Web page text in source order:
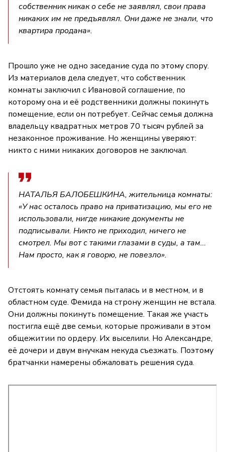
собственник никак о себе не заявлял, свои права
никаких им не предъявлял. Они даже не знали, что
квартира продана».
Прошло уже не одно заседание суда по этому спору.
Из материалов дела следует, что собственник
комнаты заключил с Ивановой соглашение, по
которому она и её родственники должны покинуть
помещение, если он потребует. Сейчас семья должна
владельцу квадратных метров 70 тысяч рублей за
незаконное проживание. Но женщины уверяют:
никто с ними никаких договоров не заключал.
НАТАЛЬЯ БАЛОБЕШКИНА, жительница комнаты:
«У нас осталось право на приватизацию, мы его не
использовали, нигде никакие документы не
подписывали. Никто не приходил, ничего не
смотрел. Мы вот с такими глазами в суды, а там…
Нам просто, как я говорю, не повезло».
Отстоять комнату семья пыталась и в местном, и в
областном суде. Фемида на строну женщин не встала.
Они должны покинуть помещение. Такая же участь
постигла ещё две семьи, которые проживали в этом
общежитии по ордеру. Их выселили. Но Александре,
её дочери и двум внучкам некуда съезжать. Поэтому
братчанки намерены обжаловать решения суда.